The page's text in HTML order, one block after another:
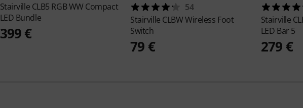
Stairville CLB5 RGB WW Compact
LED Bundle
399 €
54
Stairville CLBW Wireless Foot
Switch
79 €
Stairville
LED Bar 5
279 €